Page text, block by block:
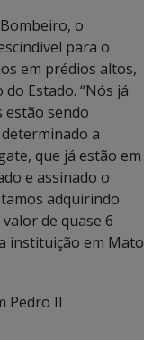
o
para o
em prédios altos,
Estado. “Nós já
estão sendo
a
que já estão em
e assinado o
adquirindo
de quase 6
instituição em Mato